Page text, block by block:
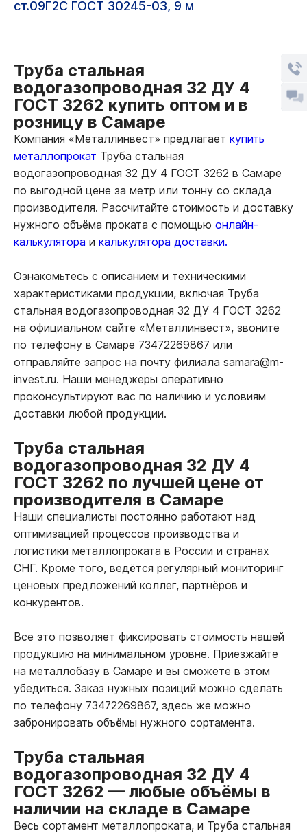
ст.09Г2С ГОСТ 30245-03, 9 м
Труба стальная
водогазопроводная 32 ДУ 4
ГОСТ 3262 купить оптом и в
розницу в Самаре
Компания «Металлинвест» предлагает купить
металлопрокат Труба стальная
водогазопроводная 32 ДУ 4 ГОСТ 3262 в Самаре
по выгодной цене за метр или тонну со склада
производителя. Рассчитайте стоимость и доставку
нужного объёма проката с помощью онлайн-
калькулятора и калькулятора доставки.
Ознакомьтесь с описанием и техническими
характеристиками продукции, включая Труба
стальная водогазопроводная 32 ДУ 4 ГОСТ 3262
на официальном сайте «Металлинвест», звоните
по телефону в Самаре 73472269867 или
отправляйте запрос на почту филиала samara@m-
invest.ru. Наши менеджеры оперативно
проконсультируют вас по наличию и условиям
доставки любой продукции.
Труба стальная
водогазопроводная 32 ДУ 4
ГОСТ 3262 по лучшей цене от
производителя в Самаре
Наши специалисты постоянно работают над
оптимизацией процессов производства и
логистики металлопроката в России и странах
СНГ. Кроме того, ведётся регулярный мониторинг
ценовых предложений коллег, партнёров и
конкурентов.
Все это позволяет фиксировать стоимость нашей
продукцию на минимальном уровне. Приезжайте
на металлобазу в Самаре и вы сможете в этом
убедиться. Заказ нужных позиций можно сделать
по телефону 73472269867, здесь же можно
забронировать объёмы нужного сортамента.
Труба стальная
водогазопроводная 32 ДУ 4
ГОСТ 3262 — любые объёмы в
наличии на складе в Самаре
Весь сортамент металлопроката, и Труба стальная